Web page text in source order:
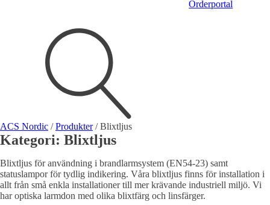
Orderportal
Se alla produkter
Teknisk support
Offertförfrågan
ACS Nordic /Produkter/Blixtljus
Kategori: Blixtljus
Blixtljus för användning i brandlarmsystem (EN54-23) samt
statuslampor för tydlig indikering. Våra blixtljus finns för installation i
allt från små enkla installationer till mer krävande industriell miljö. Vi
har optiska larmdon med olika blixtfärg och linsfärger.